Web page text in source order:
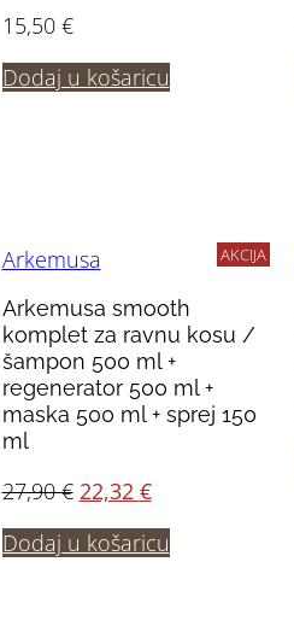
15,50 €
Dodaj u košaricu
AKCIJA
Arkemusa
Arkemusa smooth
komplet za ravnu kosu /
šampon 500 ml +
regenerator 500 ml +
maska 500 ml + sprej 150
ml
27,90€ Izvorna
bila
22,32 €Trenutna
je:
Dodaj u košaricu